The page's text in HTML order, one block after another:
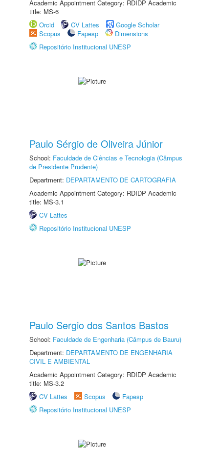
Academic Appointment Category: RDIDP Academic
title: MS-6
Orcid
CV Lattes
Google Scholar
Scopus
Fapesp
Dimensions
Repositório Institucional UNESP
Paulo Sérgio de Oliveira Júnior
School: Faculdade de Ciências e Tecnologia (Câmpus
de Presidente Prudente)
Department: DEPARTAMENTO DE CARTOGRAFIA
Academic Appointment Category: RDIDP Academic
title: MS-3.1
CV Lattes
Repositório Institucional UNESP
Paulo Sergio dos Santos Bastos
School: Faculdade de Engenharia (Câmpus de Bauru)
Department: DEPARTAMENTO DE ENGENHARIA
CIVIL E AMBIENTAL
Academic Appointment Category: RDIDP Academic
title: MS-3.2
CV Lattes
Scopus
Fapesp
Repositório Institucional UNESP